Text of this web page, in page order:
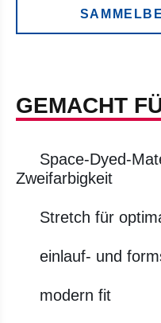
GEMACHT
Space-Dyed-
Zweifarbigkeit
Stretch für
einlauf- und
modern fit